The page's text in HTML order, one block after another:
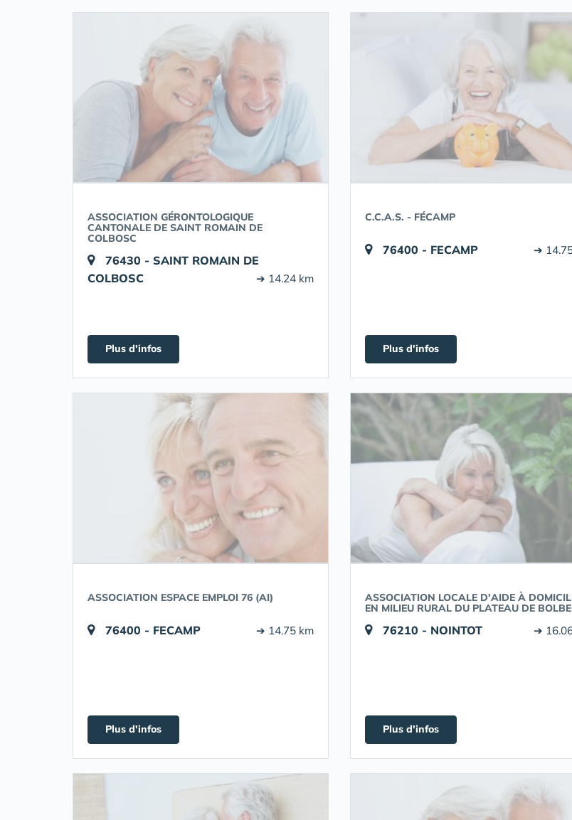
ASSOCIATION GÉRONTOLOGIQUE
CANTONALE DE SAINT ROMAIN DE
COLBOSC
76430 - SAINT ROMAIN DE
COLBOSC
➔ 14.24 km
Plus d'infos
C.C.A.S. - FÉCAMP
76400 - FECAMP ➔
Plus d'infos
ASSOCIATION ESPACE EMPLOI 76 (AI)
76400 - FECAMP ➔ 14.75 km
Plus d'infos
ASSOCIATION LOCALE D'AIDE À
EN MILIEU RURAL DU PLATEAU DE
76210 - NOINTOT ➔
Plus d'infos